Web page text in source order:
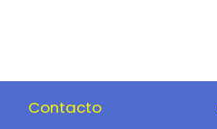
Contacto